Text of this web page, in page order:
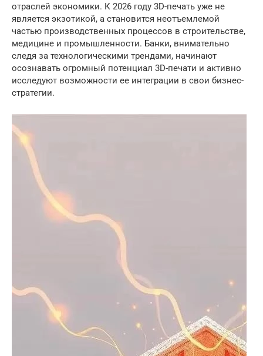
отраслей экономики. К 2026 году 3D-печать уже не
является экзотикой, а становится неотъемлемой
частью производственных процессов в строительстве,
медицине и промышленности. Банки, внимательно
следя за технологическими трендами, начинают
осознавать огромный потенциал 3D-печати и активно
исследуют возможности ее интеграции в свои бизнес-
стратегии.